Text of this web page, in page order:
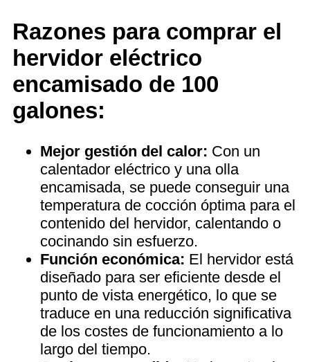
Razones para comprar el
hervidor eléctrico
encamisado de 100
galones:
Mejor gestión del calor: Con un
calentador eléctrico y una olla
encamisada, se puede conseguir una
temperatura de cocción óptima para el
contenido del hervidor, calentando o
cocinando sin esfuerzo.
Función económica: El hervidor está
diseñado para ser eficiente desde el
punto de vista energético, lo que se
traduce en una reducción significativa
de los costes de funcionamiento a lo
largo del tiempo.